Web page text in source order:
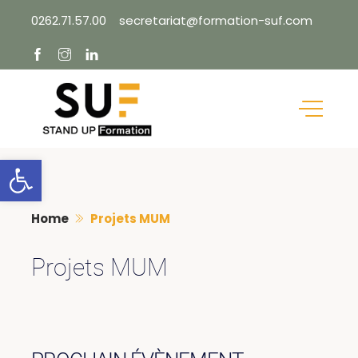
content
0262.71.57.00 secretariat@formation-suf.com
Home Projets MUM
Projets MUM
Ouvrir la barre d’outils